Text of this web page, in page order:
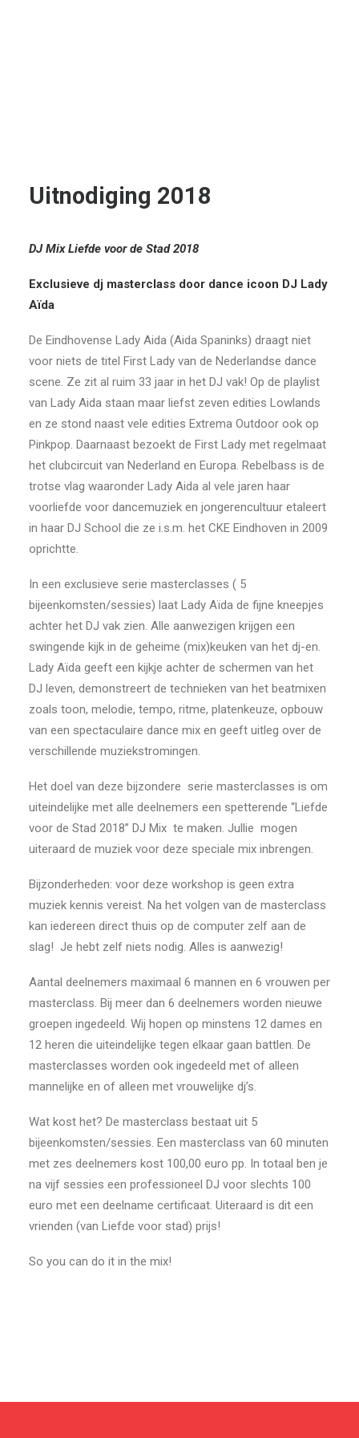
Uitnodiging 2018
DJ Mix Liefde voor de Stad 2018
Exclusieve dj masterclass door dance icoon DJ Lady
Aïda
De Eindhovense Lady Aida (Aida Spaninks) draagt niet
voor niets de titel First Lady van de Nederlandse dance
scene. Ze zit al ruim 33 jaar in het DJ vak! Op de playlist
van Lady Aida staan maar liefst zeven edities Lowlands
en ze stond naast vele edities Extrema Outdoor ook op
Pinkpop. Daarnaast bezoekt de First Lady met regelmaat
het clubcircuit van Nederland en Europa. Rebelbass is de
trotse vlag waaronder Lady Aida al vele jaren haar
voorliefde voor dancemuziek en jongerencultuur etaleert
in haar DJ School die ze i.s.m. het CKE Eindhoven in 2009
oprichtte.
In een exclusieve serie masterclasses ( 5
bijeenkomsten/sessies) laat Lady Aïda de fijne kneepjes
achter het DJ vak zien. Alle aanwezigen krijgen een
swingende kijk in de geheime (mix)keuken van het dj-en.
Lady Aïda geeft een kijkje achter de schermen van het
DJ leven, demonstreert de technieken van het beatmixen
zoals toon, melodie, tempo, ritme, platenkeuze, opbouw
van een spectaculaire dance mix en geeft uitleg over de
verschillende muziekstromingen.
Het doel van deze bijzondere serie masterclasses is om
uiteindelijke met alle deelnemers een spetterende “Liefde
voor de Stad 2018” DJ Mix te maken. Jullie mogen
uiteraard de muziek voor deze speciale mix inbrengen.
Bijzonderheden: voor deze workshop is geen extra
muziek kennis vereist. Na het volgen van de masterclass
kan iedereen direct thuis op de computer zelf aan de
slag! Je hebt zelf niets nodig. Alles is aanwezig!
Aantal deelnemers maximaal 6 mannen en 6 vrouwen per
masterclass. Bij meer dan 6 deelnemers worden nieuwe
groepen ingedeeld. Wij hopen op minstens 12 dames en
12 heren die uiteindelijke tegen elkaar gaan battlen. De
masterclasses worden ook ingedeeld met of alleen
mannelijke en of alleen met vrouwelijke dj’s.
Wat kost het? De masterclass bestaat uit 5
bijeenkomsten/sessies. Een masterclass van 60 minuten
met zes deelnemers kost 100,00 euro pp. In totaal ben je
na vijf sessies een professioneel DJ voor slechts 100
euro met een deelname certificaat. Uiteraard is dit een
vrienden (van Liefde voor stad) prijs!
So you can do it in the mix!